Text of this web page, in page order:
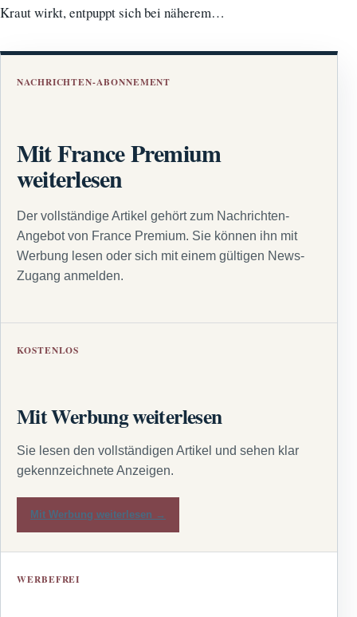
Kraut wirkt, entpuppt sich bei näherem…
NACHRICHTEN-ABONNEMENT
Mit France Premium
weiterlesen
Der vollständige Artikel gehört zum Nachrichten-
Angebot von France Premium. Sie können ihn mit
Werbung lesen oder sich mit einem gültigen News-
Zugang anmelden.
KOSTENLOS
Mit Werbung weiterlesen
Sie lesen den vollständigen Artikel und sehen klar
gekennzeichnete Anzeigen.
Mit Werbung weiterlesen →
WERBEFREI